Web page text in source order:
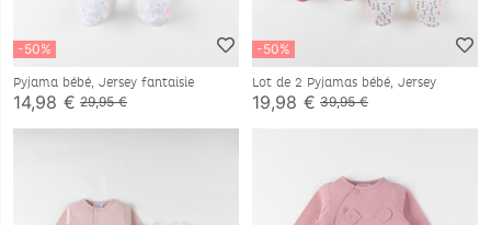
-50%
Pyjama bébé, Jersey fantaisie
14,98 € 29,95 €
-50%
Lot de 2 Pyjamas bébé, Jersey
19,98 € 39,95 €